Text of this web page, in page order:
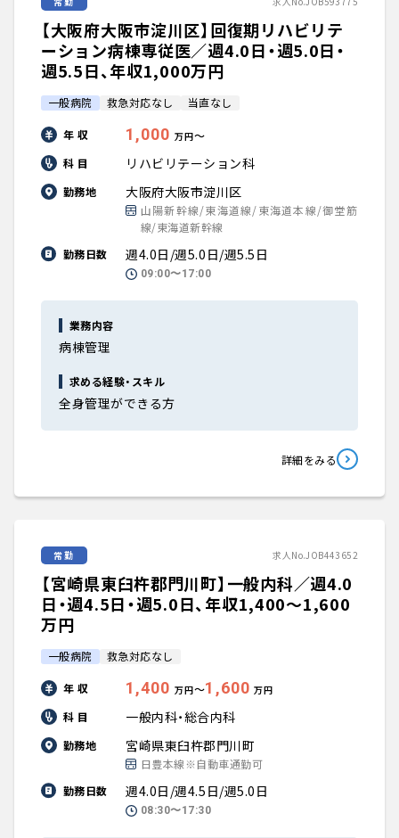
【大阪府大阪市淀川区】回復期リハビリテ
ーション病棟専従医／週4.0日・週5.0日・
週5.5日、年収1,000万円
一般病院 救急対応なし 当直なし
年 収 1,000 万円〜
科 目
リハビリテーション科
勤務地 大阪府大阪市淀川区
山陽新幹線/東海道線/東海道本線/御堂筋
線/東海道新幹線
勤務日数
週4.0日/週5.0日/週5.5日
09:00〜17:00
業務内容
病棟管理
求める経験・スキル
全身管理ができる方
詳細をみる
常勤 求人No.JOB443652
【宮崎県東臼杵郡門川町】一般内科／週4.0
日・週4.5日・週5.0日、年収1,400〜1,600
万円
一般病院 救急対応なし
年 収 1,400 万円〜1,600 万円
科 目 一般内科・総合内科
勤務地 宮崎県東臼杵郡門川町
日豊本線※自動車通勤可
勤務日数
週4.0日/週4.5日/週5.0日
08:30〜17:30